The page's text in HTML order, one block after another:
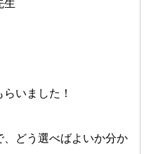
生
いました！
どう選べばよいか分か